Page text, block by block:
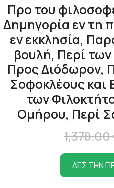
Προ του
Δημηγορία εν τη
εν εκκλησία,
βουλή, Περί
Προς Διόδωρον,
Σοφοκλέους και
των
Ομήρου, Περί
1,378.00
ΔΕΣ ΤΗΝ